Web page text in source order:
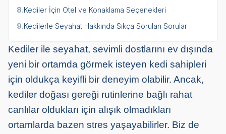
8.Kediler İçin Otel ve Konaklama Seçenekleri
9.Kedilerle Seyahat Hakkında Sıkça Sorulan Sorular
Kediler ile seyahat, sevimli dostlarını ev dışında
yeni bir ortamda görmek isteyen kedi sahipleri
için oldukça keyifli bir deneyim olabilir. Ancak,
kediler doğası gereği rutinlerine bağlı rahat
canlılar oldukları için alışık olmadıkları
ortamlarda bazen stres yaşayabilirler. Biz de